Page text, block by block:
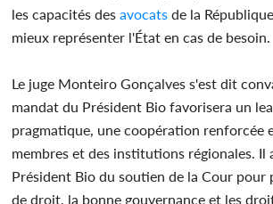
les capacités des avocats de la
mieux représenter l'État en cas de besoin.
Le juge Monteiro Gonçalves s'est dit
mandat du Président Bio favorisera un
pragmatique, une coopération renforcée
membres et des institutions régionales. Il
Président Bio du soutien de la Cour
de droit, la bonne gouvernance et les